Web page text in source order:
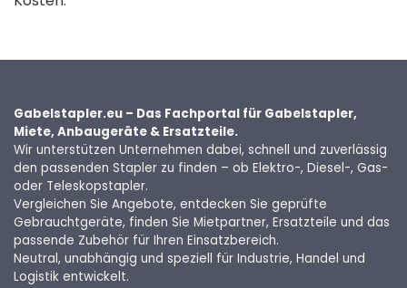
Gabelstapler.eu – Das Fachportal für Gabelstapler,
Miete, Anbaugeräte & Ersatzteile.
Wir unterstützen Unternehmen dabei, schnell und zuverlässig
den passenden Stapler zu finden – ob Elektro-, Diesel-, Gas-
oder Teleskopstapler.
Vergleichen Sie Angebote, entdecken Sie geprüfte
Gebrauchtgeräte, finden Sie Mietpartner, Ersatzteile und das
passende Zubehör für Ihren Einsatzbereich.
Neutral, unabhängig und speziell für Industrie, Handel und
Logistik entwickelt.